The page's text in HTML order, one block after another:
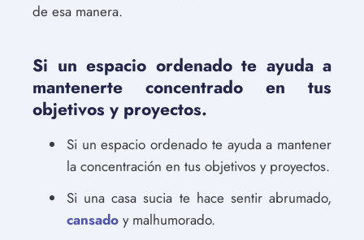
de esa manera.
Si un espacio ordenado te ayuda a
mantenerte concentrado en tus
objetivos y proyectos.
Si un espacio ordenado te ayuda a mantener
la concentración en tus objetivos y proyectos.
Si una casa sucia te hace sentir abrumado,
cansado y malhumorado.